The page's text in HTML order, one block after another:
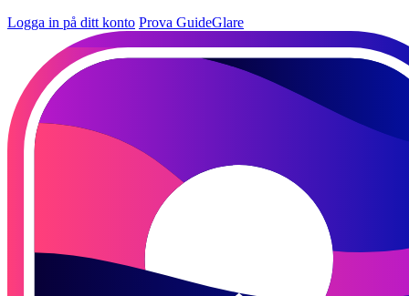
Logga in på ditt konto Prova GuideGlare